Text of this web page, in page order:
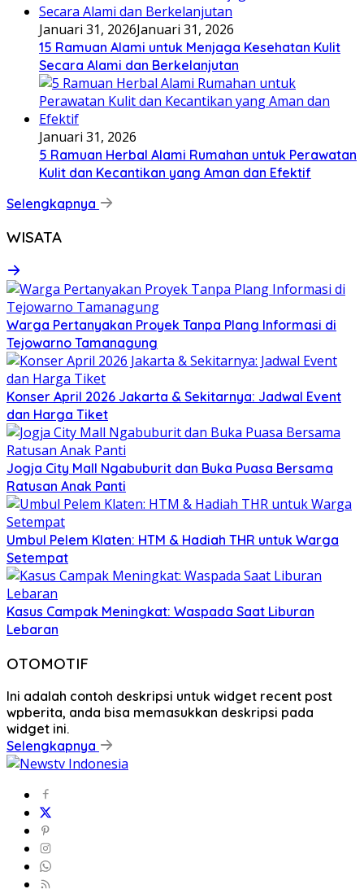
Januari 31, 2026Januari 31, 2026
15 Ramuan Alami untuk Menjaga Kesehatan Kulit
Secara Alami dan Berkelanjutan
Januari 31, 2026
5 Ramuan Herbal Alami Rumahan untuk Perawatan
Kulit dan Kecantikan yang Aman dan Efektif
Selengkapnya
WISATA
Warga Pertanyakan Proyek Tanpa Plang Informasi di
Tejowarno Tamanagung
Konser April 2026 Jakarta & Sekitarnya: Jadwal Event
dan Harga Tiket
Jogja City Mall Ngabuburit dan Buka Puasa Bersama
Ratusan Anak Panti
Umbul Pelem Klaten: HTM & Hadiah THR untuk Warga
Setempat
Kasus Campak Meningkat: Waspada Saat Liburan
Lebaran
OTOMOTIF
Ini adalah contoh deskripsi untuk widget recent post
wpberita, anda bisa memasukkan deskripsi pada
widget ini.
Selengkapnya